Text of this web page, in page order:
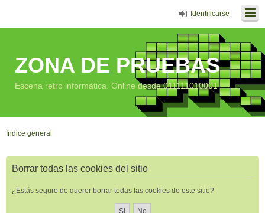
Identificarse
ZONA DE PRUEBAS
Escena retro informática. Online desde 011111010001
Índice general
Borrar todas las cookies del sitio
¿Estás seguro de querer borrar todas las cookies de este sitio?